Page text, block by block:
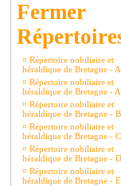
¤ Répertoire nobiliaire et
héraldique de Bretagne - A.
¤ Répertoire nobiliaire et
héraldique de Bretagne -
¤ Répertoire nobiliaire et
héraldique de Bretagne - B.
¤ Répertoire nobiliaire et
héraldique de Bretagne - C.
¤ Répertoire nobiliaire et
héraldique de Bretagne - D.
¤ Répertoire nobiliaire et
héraldique de Bretagne - E.